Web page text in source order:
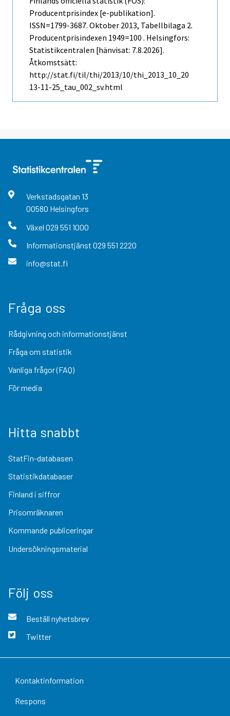
Producentprisindex [e-publikation].
ISSN=1799-3687. Oktober 2013, Tabellbilaga 2.
Producentprisindexen 1949=100 . Helsingfors:
Statistikcentralen [hänvisat: 7.8.2026].
Åtkomstsätt:
http://stat.fi/til/thi/2013/10/thi_2013_10_20
13-11-25_tau_002_sv.html
Verkstadsgatan 13
00580 Helsingfors
Växel 029 551 1000
Informationstjänst 029 551 2220
info@stat.fi
Fråga oss
Rådgivning och informationstjänst
Fråga om statistik
Vanliga frågor (FAQ)
För media
Hitta snabbt
StatFin-databasen
Statistikdatabaser
Finland i siffror
Prisomräknaren
Kommande publiceringar
Undersökningsmaterial
Följ oss
Beställ nyhetsbrev
Twitter
Kontaktinformation
Respons